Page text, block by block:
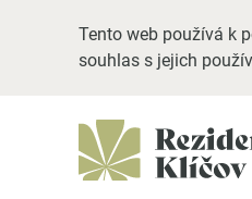
Tento web používá k
souhlas s jejich